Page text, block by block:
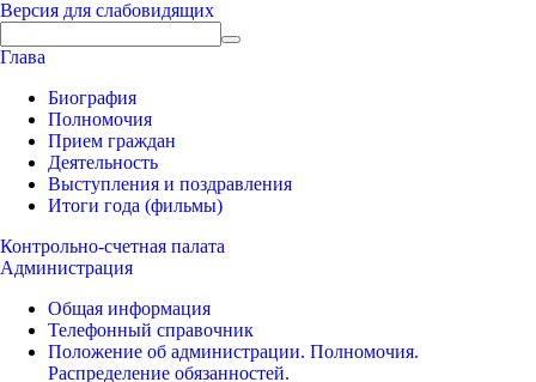
Версия для слабовидящих
Глава
Биография
Полномочия
Прием граждан
Деятельность
Выступления и поздравления
Итоги года (фильмы)
Контрольно-счетная палата
Администрация
Общая информация
Телефонный справочник
Положение об администрации. Полномочия.
Распределение обязанностей.